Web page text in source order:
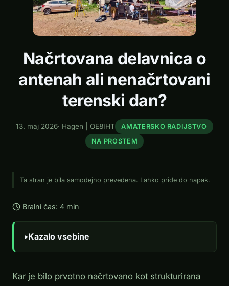
Načrtovana delavnica o
antenah ali nenačrtovani
terenski dan?
13. maj 2026· Hagen | OE8IHT
AMATERSKO RADIJSTVO
NA PROSTEM
Ta stran je bila samodejno prevedena. Lahko pride do napak.
Bralni čas: 4 min
Kazalo vsebine
Kar je bilo prvotno načrtovano kot strukturirana